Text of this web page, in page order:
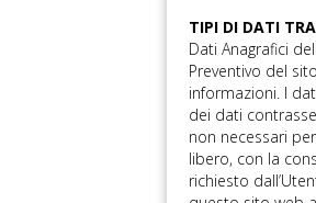
TIPI DI DATI
Dati Anagrafici
Preventivo del
informazioni. I
dei dati
non necessari
libero, con la
richiesto